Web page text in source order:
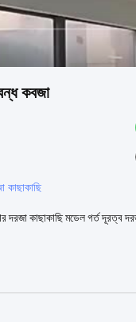
কবজা
কাছাকাছি
কাছাকাছি মডেল গর্ত